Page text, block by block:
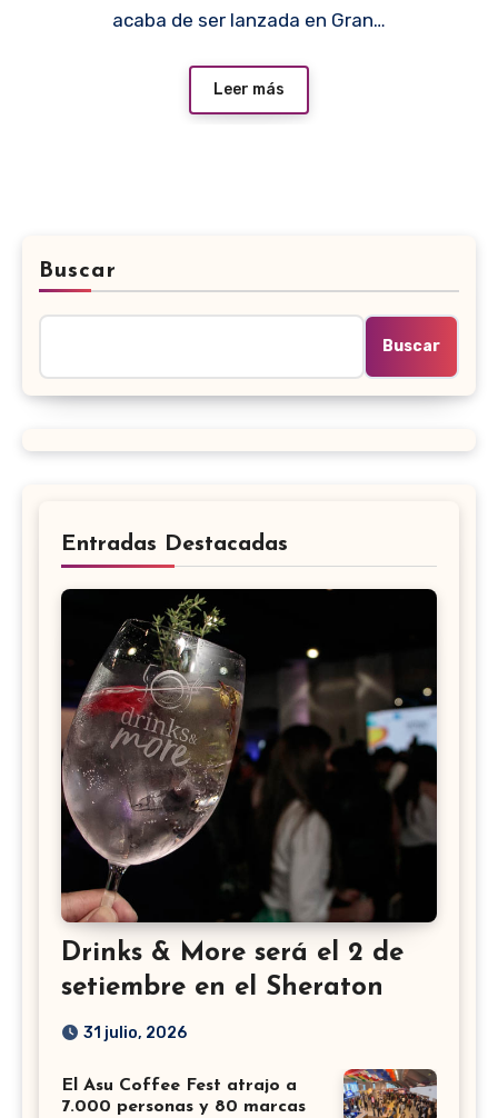
acaba de ser lanzada en Gran…
Leer más
Buscar
Buscar
Entradas Destacadas
Drinks & More será el 2 de
setiembre en el Sheraton
31 julio, 2026
El Asu Coffee Fest atrajo a
7.000 personas y 80 marcas